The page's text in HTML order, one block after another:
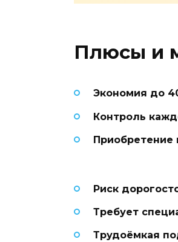
Плюсы и
Экономия до
Контроль
Приобретение
Риск
Требует
Трудоёмкая